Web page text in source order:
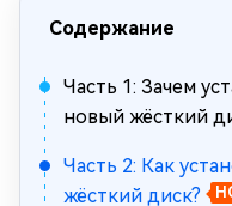
Содержание
Часть 1: Зачем
новый жёсткий
Часть 2: Как
жёсткий диск?